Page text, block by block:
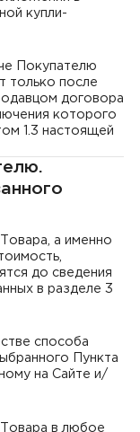
купли-
Покупателю
только после
договора
которого
1.3 настоящей
а именно
до сведения
в разделе 3
способа
Пункта
на Сайте и/
Товара в любое